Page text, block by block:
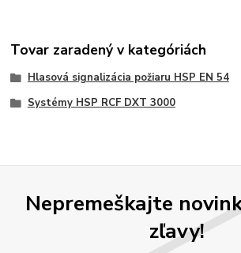
Tovar zaradený v kategóriách
Hlasová signalizácia požiaru HSP EN 54
Systémy HSP RCF DXT 3000
Nepremeškajte
zľavy!